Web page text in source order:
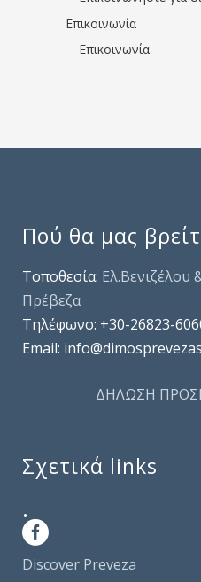
Επικοινωνία
Επικοινωνία
Πού θα μας
Τοποθεσία:
Πρέβεζα
Τηλέφωνo: +30-26823-
Email:
ΔΗΛΩΣΗ
Σχετικά links
.
Discover Preveza